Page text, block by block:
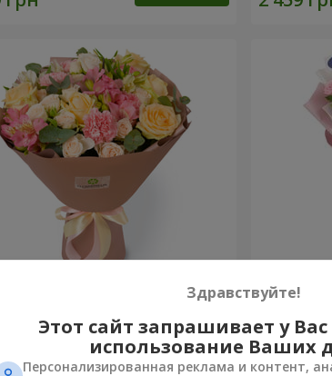
Заказать
Букет
1 399 грн
Здравствуйте!
Этот сайт запрашивает у Вас
использование Ваших
Персонализированная реклама и контент,